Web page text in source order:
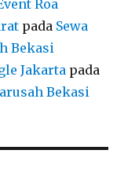
Roa
pada Sewa
Bekasi
Jakarta pada
Bekasi